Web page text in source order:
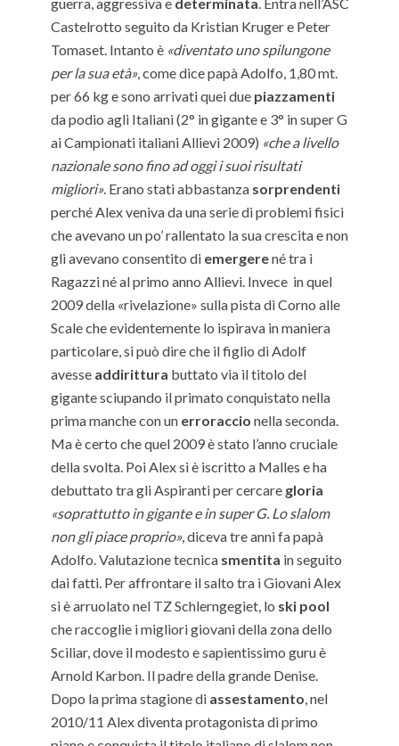
Castelrotto seguito da Kristian Kruger e Peter
Tomaset. Intanto è «diventato uno spilungone
per la sua età», come dice papà Adolfo, 1,80 mt.
per 66 kg e sono arrivati quei due piazzamenti
da podio agli Italiani (2° in gigante e 3° in super G
ai Campionati italiani Allievi 2009) «che a livello
nazionale sono fino ad oggi i suoi risultati
migliori». Erano stati abbastanza sorprendenti
perché Alex veniva da una serie di problemi fisici
che avevano un po’ rallentato la sua crescita e non
gli avevano consentito di emergerené tra i
Ragazzi né al primo anno Allievi. Invece in quel
2009 della «rivelazione» sulla pista di Corno alle
Scale che evidentemente lo ispirava in maniera
particolare, si può dire che il figlio di Adolf
avesse addirittura buttato via il titolo del
gigante sciupando il primato conquistato nella
prima manche con un erroraccio nella seconda.
Ma è certo che quel 2009 è stato l’anno cruciale
della svolta. Poi Alex si è iscritto a Malles e ha
debuttato tra gli Aspiranti per cercare gloria
«soprattutto in gigante e in super G. Lo slalom
non gli piace proprio», diceva tre anni fa papà
Adolfo. Valutazione tecnica smentita in seguito
dai fatti. Per affrontare il salto tra i Giovani Alex
si è arruolato nel TZ Schlerngegiet, lo ski pool
che raccoglie i migliori giovani della zona dello
Sciliar, dove il modesto e sapientissimo guru è
Arnold Karbon. Il padre della grande Denise.
Dopo la prima stagione di assestamento, nel
2010/11 Alex diventa protagonista di primo